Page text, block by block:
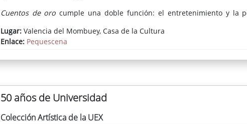
Cuentos de oro cumple una doble función: el entretenimiento y la
Lugar:Valencia del Mombuey, Casa de la Cultura
Enlace: Pequescena
50 años de Universidad
Colección Artística de la UEX